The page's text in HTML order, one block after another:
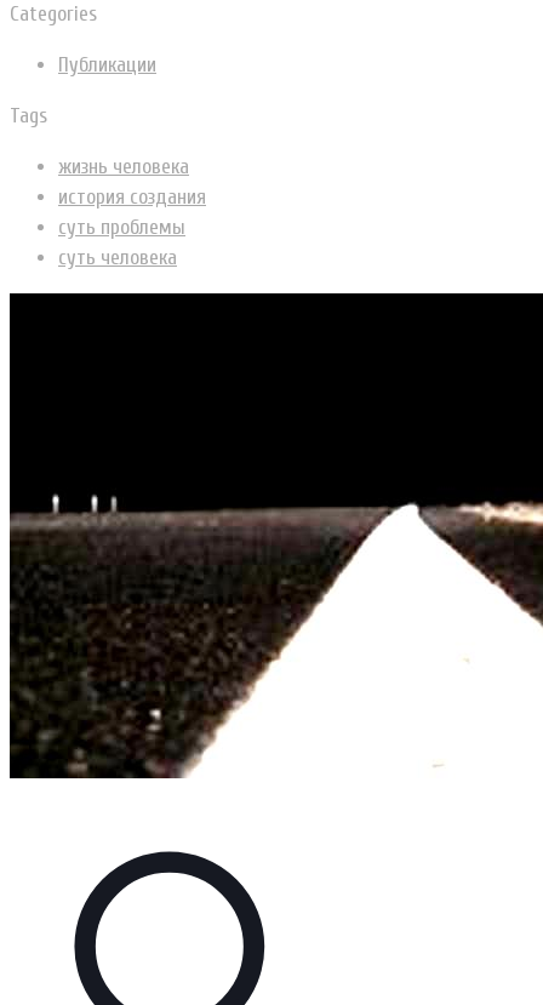
Categories
Публикации
Tags
жизнь человека
история создания
суть проблемы
суть человека